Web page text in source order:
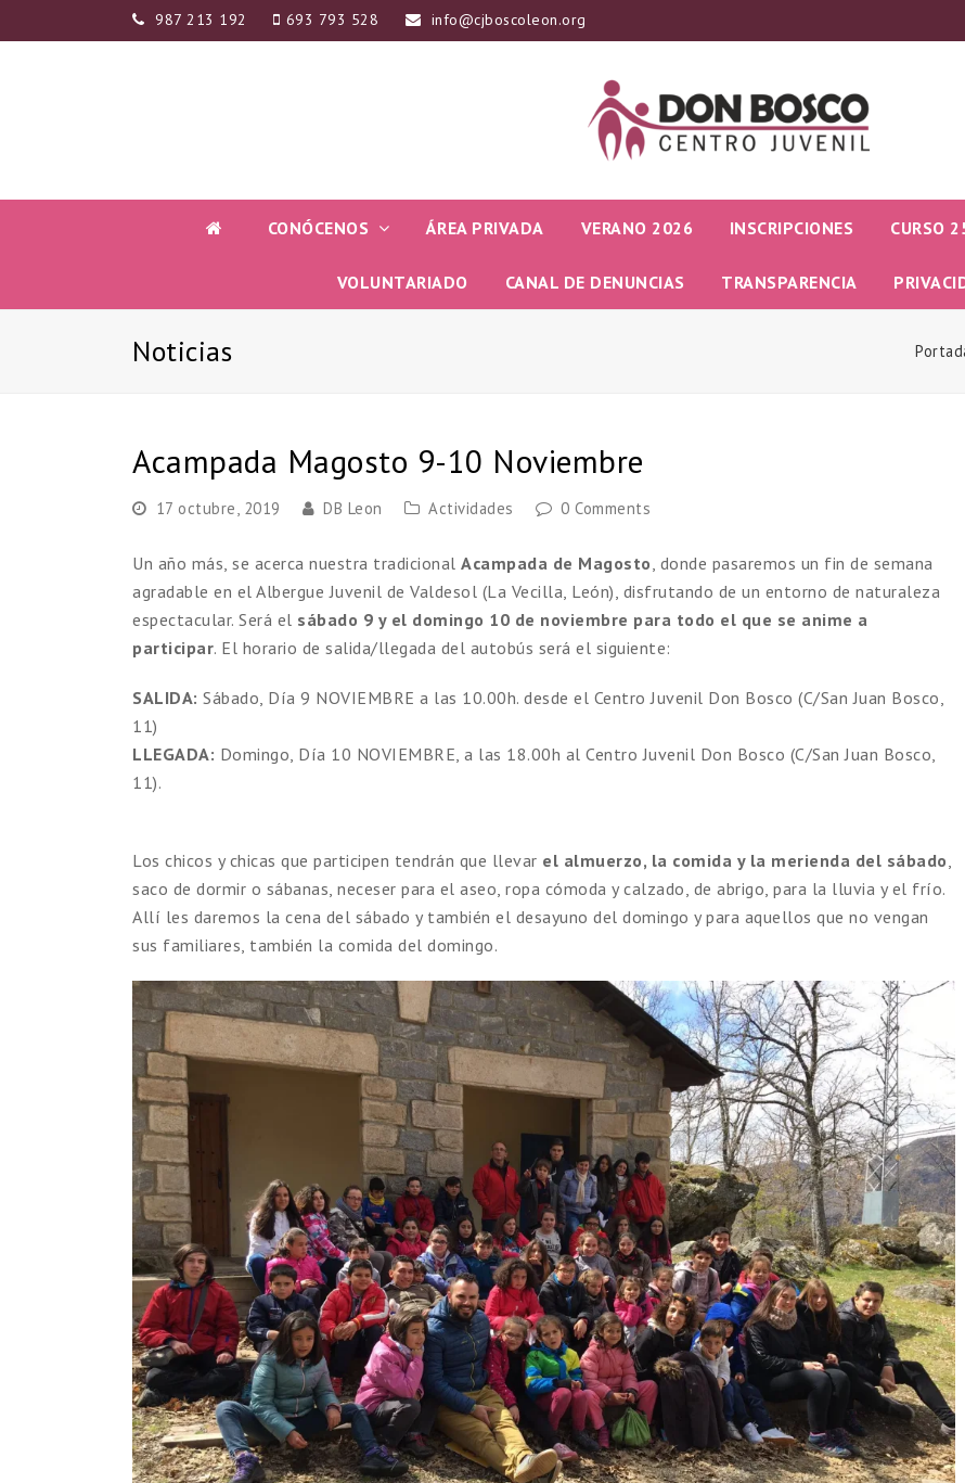
987 213 192 693 793 528 info@cjboscoleon.org
CONÓCENOS ÁREA PRIVADA VERANO 2026 INSCRIPCIONES CURSO
VOLUNTARIADO CANAL DE DENUNCIAS TRANSPARENCIA
Noticias
Acampada Magosto 9-10 Noviembre
17 octubre, 2019 DB Leon Actividades 0 Comments
Un año más, se acerca nuestra tradicional Acampada de Magosto, donde pasaremos un fin de semana
agradable en el Albergue Juvenil de Valdesol (La Vecilla, León), disfrutando de un entorno de naturaleza
espectacular. Será el sábado 9 y el domingo 10 de noviembre para todo el que se anime a
participar. El horario de salida/llegada del autobús será el siguiente:
SALIDA: Sábado, Día 9 NOVIEMBRE a las 10.00h. desde el Centro Juvenil Don Bosco (C/San Juan Bosco,
11)
LLEGADA: Domingo, Día 10 NOVIEMBRE, a las 18.00h al Centro Juvenil Don Bosco (C/San Juan Bosco,
11).
Los chicos y chicas que participen tendrán que llevar el almuerzo, la comida y la merienda del sábado,
saco de dormir o sábanas, neceser para el aseo, ropa cómoda y calzado, de abrigo, para la lluvia y el frío.
Allí les daremos la cena del sábado y también el desayuno del domingo y para aquellos que no vengan
sus familiares, también la comida del domingo.